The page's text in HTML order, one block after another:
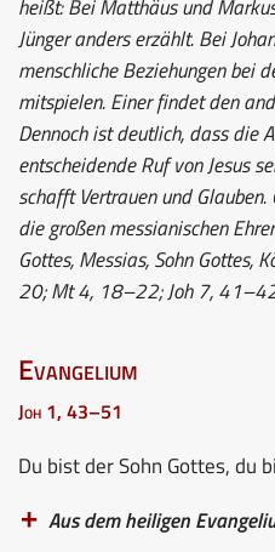
heißt: Bei Matthäus und
Jünger anders erzählt. Bei
menschliche Beziehungen bei
mitspielen. Einer findet den
Dennoch ist deutlich, dass die
entscheidende Ruf von Jesus
schafft Vertrauen und
die großen messianischen
Gottes, Messias, Sohn Gottes,
20; Mt 4, 18–22; Joh 7,
Evangelium
Joh 1, 43–51
Du bist der Sohn Gottes, du
Aus dem heiligen